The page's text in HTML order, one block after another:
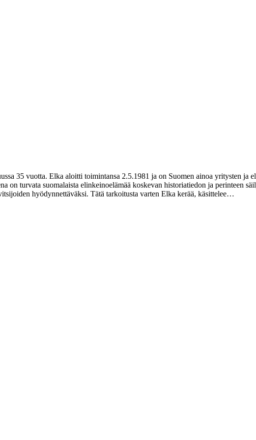
35 vuotta. Elka aloitti toimintansa 2.5.1981 ja on Suomen ainoa yritysten ja
on turvata suomalaista elinkeinoelämää koskevan historiatiedon ja perinteen
hyödynnettäväksi. Tätä tarkoitusta varten Elka kerää, käsittelee…